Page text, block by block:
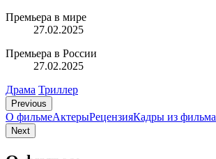
Премьера в мире
27.02.2025
Премьера в России
27.02.2025
Драма Триллер
Previous
О фильмеАктерыРецензияКадры из фильмa
Next